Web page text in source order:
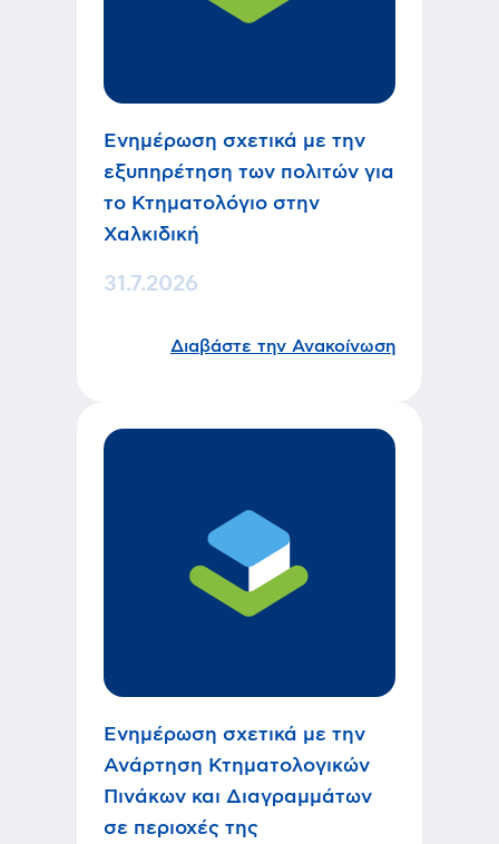
Ενημέρωση σχετικά με την
εξυπηρέτηση των πολιτών για
το Κτηματολόγιο στην
Χαλκιδική
31.7.2026
Διαβάστε την Ανακοίνωση
Ενημέρωση σχετικά με την
Ανάρτηση Κτηματολογικών
Πινάκων και Διαγραμμάτων
σε περιοχές της